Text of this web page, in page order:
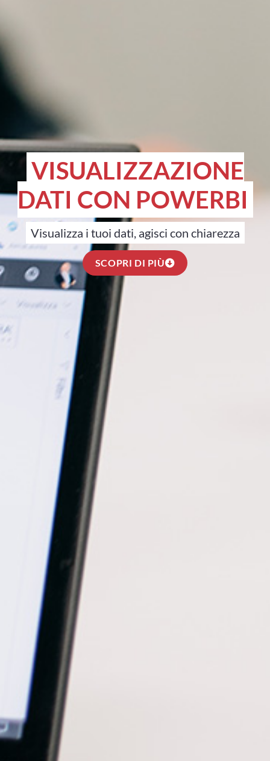
VISUALIZZAZIONE
DATI CON POWERBI
Visualizza i tuoi dati, agisci con chiarezza
SCOPRI DI PIÙ